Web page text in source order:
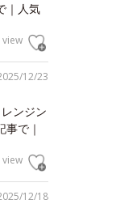
｜人気
view
12/23
ンジン
で｜
view
12/18